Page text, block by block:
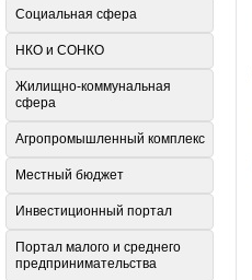
Социальная сфера
НКО и СОНКО
Жилищно-коммунальная
сфера
Агропромышленный комплекс
Местный бюджет
Инвестиционный портал
Портал малого и среднего
предпринимательства